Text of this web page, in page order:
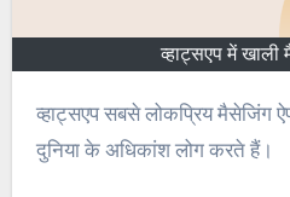
व्हाट्सएप में
व्हाट्सएप सबसे लोकप्रिय मैसेजिंग ऐप में से एक है जिसका उपयोग
दुनिया के अधिकांश लोग करते हैं।